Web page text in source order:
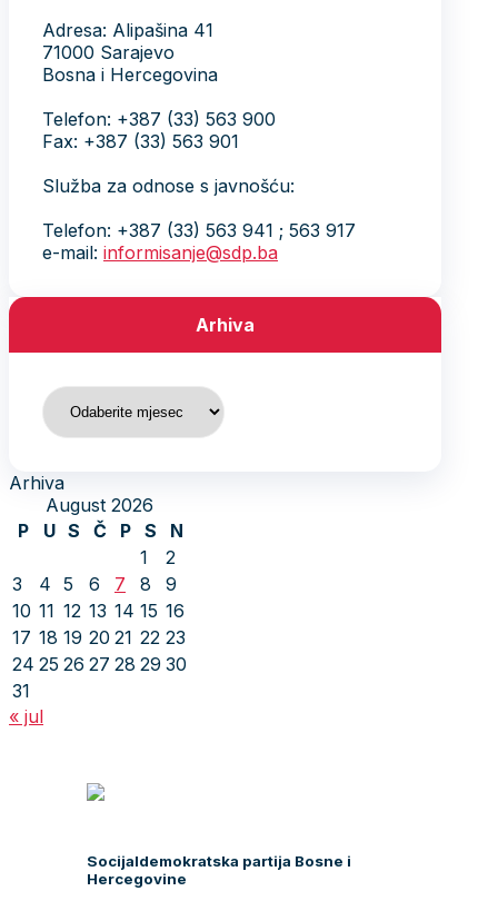
Adresa: Alipašina 41
71000 Sarajevo
Bosna i Hercegovina
Telefon: +387 (33) 563 900
Fax: +387 (33) 563 901
Služba za odnose s javnošću:
Telefon: +387 (33) 563 941 ; 563 917
e-mail: informisanje@sdp.ba
Arhiva
Arhiva
Arhiva
August 2026
P
U S Č P S
N
1
2
3
4 5 6 7 8
9
10 11 12 13 14 15 16
17 18 19 20 21 22 23
24 25 26 27 28 29 30
31
« jul
Socijaldemokratska partija Bosne i
Hercegovine